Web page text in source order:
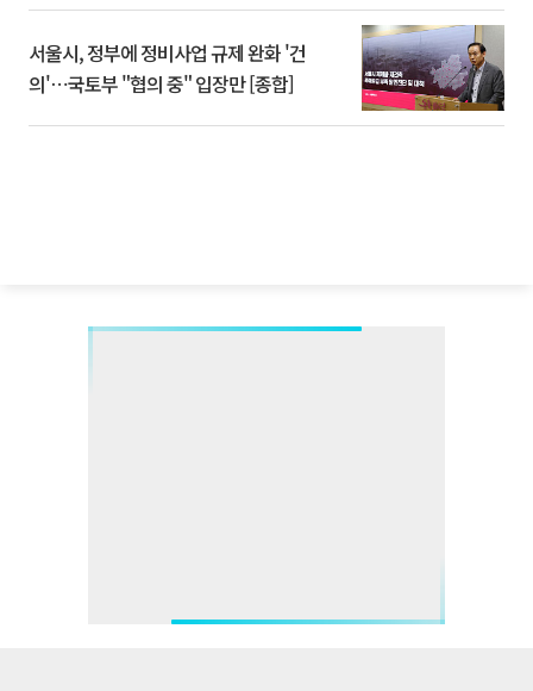
서울시, 정부에 정비사업 규제 완화 '건
의'⋯국토부 "협의 중" 입장만 [종합]